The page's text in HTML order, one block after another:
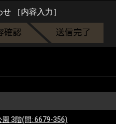
［内容入力］
3階(問: 6679-356)